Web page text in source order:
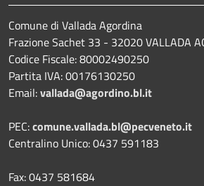
Comune di Vallada Agordina
Frazione Sachet 33 - 32020 VALLADA
Codice Fiscale: 80002490250
Partita IVA: 00176130250
Email:vallada@agordino.bl.it
PEC:comune.vallada.bl@pecveneto.it
Centralino Unico: 0437 591183
Fax: 0437 581684